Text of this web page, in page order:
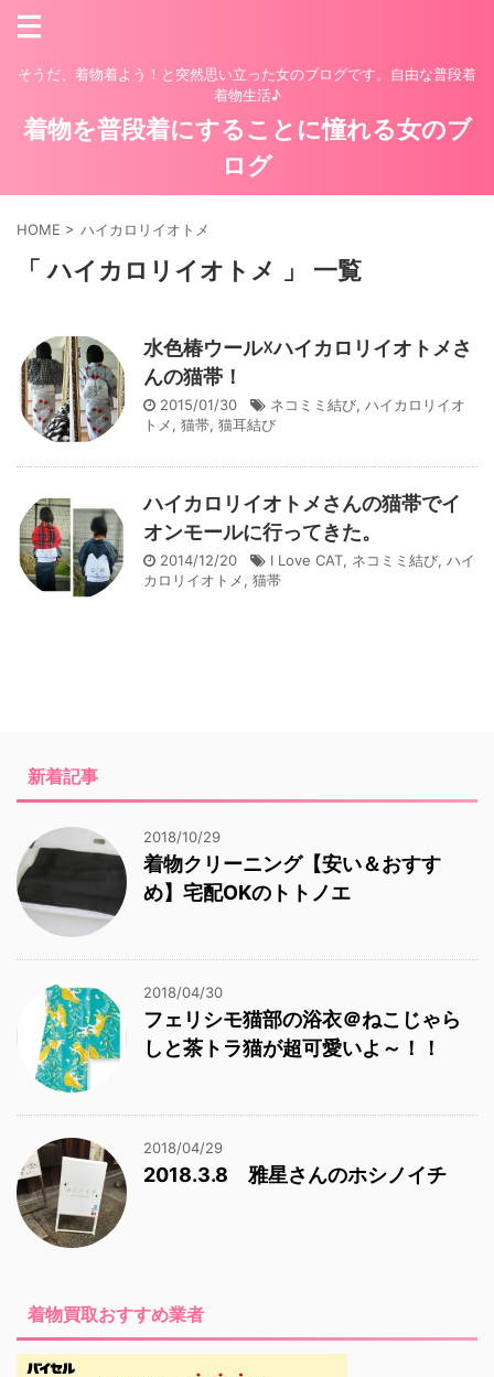
そうだ、着物着よう！と突然思い立った女のブログです。自由な普段着
着物生活♪
着物を普段着にすることに憧れる女のブ
ログ
HOME > ハイカロリイオトメ
「 ハイカロリイオトメ 」 一覧
水色椿ウール☓ハイカロリイオトメさ
んの猫帯！
2015/01/30 ネコミミ結び, ハイカロリイオ
トメ, 猫帯, 猫耳結び
ハイカロリイオトメさんの猫帯でイ
オンモールに行ってきた。
2014/12/20 I Love CAT, ネコミミ結び, ハイ
カロリイオトメ, 猫帯
新着記事
2018/10/29
着物クリーニング【安い＆おすす
め】宅配OKのトトノエ
2018/04/30
フェリシモ猫部の浴衣＠ねこじゃら
しと茶トラ猫が超可愛いよ～！！
2018/04/29
2018.3.8 雅星さんのホシノイチ
着物買取おすすめ業者